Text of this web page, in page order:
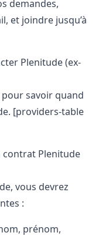
demandes,
et joindre jusqu’à
Plenitude (ex-
savoir quand
[providers-table
contrat Plenitude
vous devrez
:
prénom,